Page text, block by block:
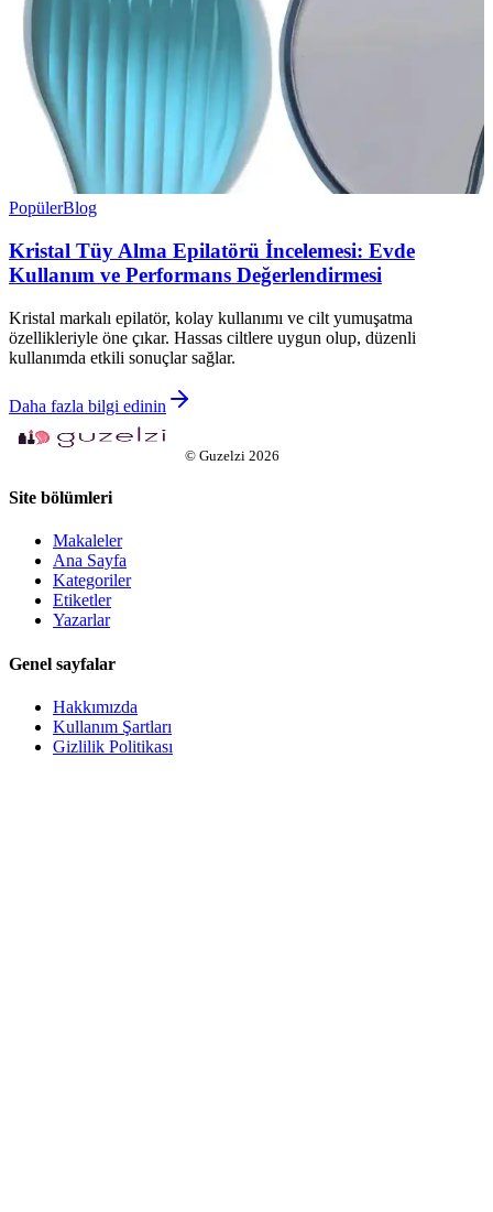
PopülerBlog
Kristal Tüy Alma Epilatörü İncelemesi: Evde
Kullanım ve Performans Değerlendirmesi
Kristal markalı epilatör, kolay kullanımı ve cilt yumuşatma
özellikleriyle öne çıkar. Hassas ciltlere uygun olup, düzenli
kullanımda etkili sonuçlar sağlar.
Daha fazla bilgi edinin
© Guzelzi 2026
Site bölümleri
Makaleler
Ana Sayfa
Kategoriler
Etiketler
Yazarlar
Genel sayfalar
Hakkımızda
Kullanım Şartları
Gizlilik Politikası